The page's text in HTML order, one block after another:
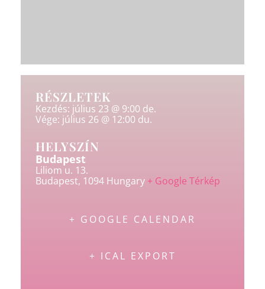
RÉSZLETEK
Kezdés: július 23 @ 9:00 de.
Vége: július 26 @ 12:00 du.
HELYSZÍN
Budapest
Liliom u. 13.
Budapest, 1094 Hungary + Google Térkép
+ GOOGLE CALENDAR
+ ICAL EXPORT